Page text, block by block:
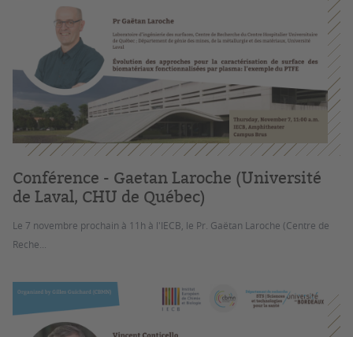
Conférence - Gaetan Laroche (Université
de Laval, CHU de Québec)
Le 7 novembre prochain à 11h à l'IECB, le Pr. Gaëtan Laroche (Centre de
Reche...